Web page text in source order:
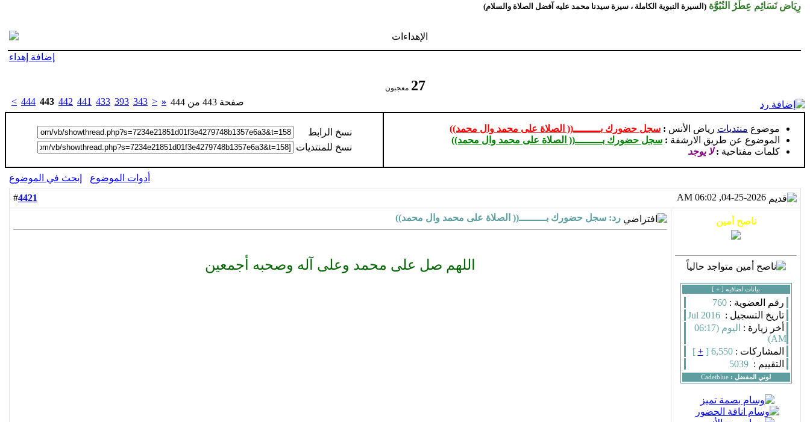
رِيَاض نَسَائِم عِطْرُ النُبُوَّة (السيرة النبوية الكاملة ، سيرة سيدنا محمد عليه آفضل الصلاة والسلام)
الإهداءات
إضافة إهداء
27 معجبون
صفحة 443 من 444 «
<
343
393
433
441
442
443
444
>
موضوع منتديات رياض الأنس : سجل حضورك بـــــــــ(( الصلاة على محمد وال محمد))
الموضوع عن طريق الارشفة : سجل حضورك بـــــــــ(( الصلاة على محمد وال محمد))
كلمات مفتاحية :لا يوجد
نسخ الرابط
نسخ للمنتديات
أدوات الموضوع
إبحث في الموضوع
4421
بيانات اضافيه [ +
]
رقم العضوية : 760
تاريخ التسجيل :Jul 2016
أخر زيارة :
اليوم (06:17
AM)
المشاركات : 6,550 [
+
]
التقييم :5039
لوني المفضل : Cadetblue
رد: سجل حضورك بـــــــــ(( الصلاة على محمد وال محمد))
اللهم صل على محمد وعلى آله وصحبه أجمعين